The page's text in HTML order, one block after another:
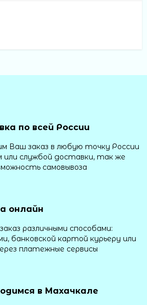
по всей России
Ваш заказ в любую точку России
или службой доставки, так же
самовывоза
онлайн
различными способами:
банковской картой курьеру или
платежные сервисы
в Махачкале